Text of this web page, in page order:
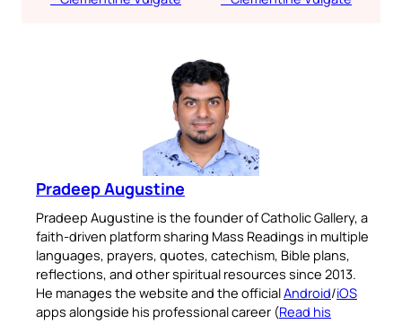
Pradeep Augustine
Pradeep Augustine is the founder of Catholic Gallery, a
faith-driven platform sharing Mass Readings in multiple
languages, prayers, quotes, catechism, Bible plans,
reflections, and other spiritual resources since 2013.
He manages the website and the officialAndroid/iOS
apps alongside his professional career (Read his